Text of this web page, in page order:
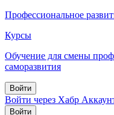
Профессиональное
Курсы
Обучение для смены
саморазвития
Войти
Войти через Хабр
Войти